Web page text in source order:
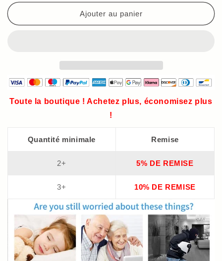
sans
intelligenteintelligente
Ajouter au panier
Toute la boutique ! Achetez plus, économisez plus
!
Quantité minimale Remise
2+ 5% DE REMISE
3+ 10% DE REMISE